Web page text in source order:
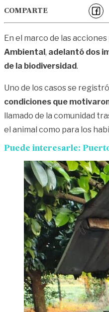
COMPARTE
En el marco de las
Ambiental , adelantó dos
de la biodiversidad.
Uno de los casos se
condiciones que
llamado de la comunidad
el animal como para los
Puede interesarle: